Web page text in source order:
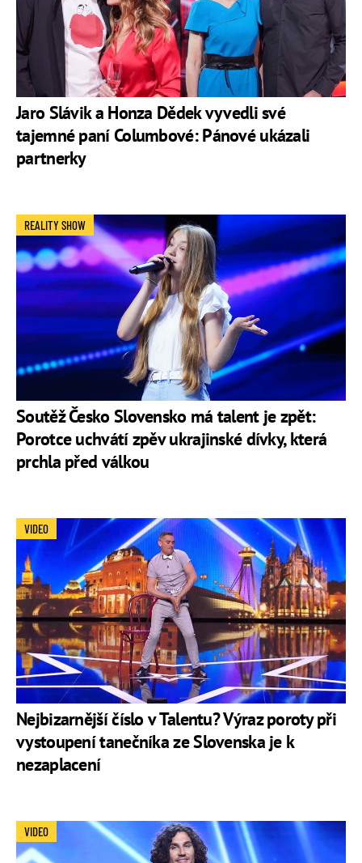
Jaro Slávik a Honza Dědek vyvedli své
tajemné paní Columbové: Pánové ukázali
partnerky
Soutěž Česko Slovensko má talent je zpět:
Porotce uchvátí zpěv ukrajinské dívky, která
prchla před válkou
REALITY SHOW
Nejbizarnější číslo v Talentu? Výraz poroty při
vystoupení tanečníka ze Slovenska je k
nezaplacení
VIDEO
VIDEO